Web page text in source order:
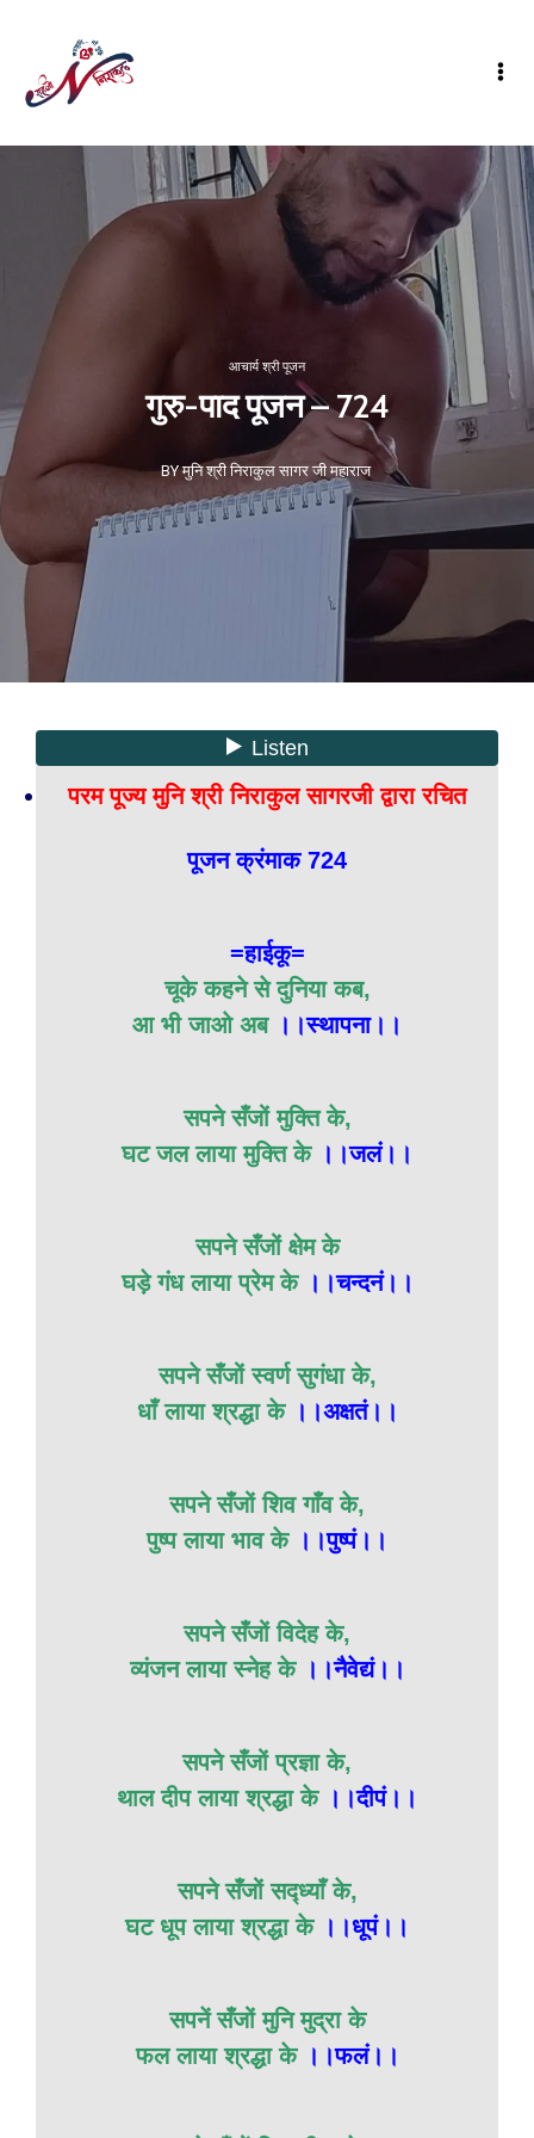
आचार्य श्री पूजन
गुरु-पाद पूजन – 724
BY मुनि श्री निराकुल सागर जी महाराज
परम पूज्य मुनि श्री निराकुल सागरजी द्वारा रचित
पूजन क्रंमाक 724
=हाईकू=
चूके कहने से दुनिया कब,
आ भी जाओ अब।।स्थापना।।
सपने सँजों मुक्ति के,
घट जल लाया मुक्ति के ।।जलं।।
सपने सँजों क्षेम के
घड़े गंध लाया प्रेम के।।चन्दनं।।
सपने सँजों स्वर्ण सुगंधा के,
धाँ लाया श्रद्धा के ।।अक्षतं।।
सपने सँजों शिव गाँव के,
पुष्प लाया भाव के ।।पुष्पं।।
सपने सँजों विदेह के,
व्यंजन लाया स्नेह के ।।नैवेद्यं।।
सपने सँजों प्रज्ञा के,
थाल दीप लाया श्रद्धा के।।दीपं।।
सपने सँजों स‌द्ध्याँ के,
घट धूप लाया श्रद्धा के ।।धूपं।।
सपनें सँजों मुनि मुद्रा के
फल लाया श्रद्धा के ।।फलं।।